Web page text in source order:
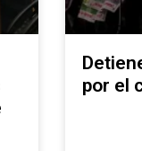
por el